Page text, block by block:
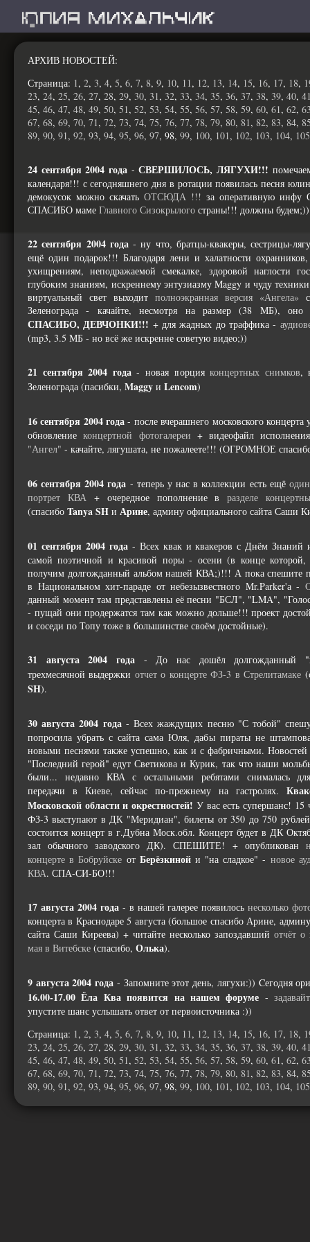
АРХИВ НОВОСТЕЙ:
Страница: 1, 2, 3, 4, 5, 6, 7, 8, 9, 10, 11, 12, 13, 14, 15, 16, 17, 18,
23, 24, 25, 26, 27, 28, 29, 30, 31, 32, 33, 34, 35, 36, 37, 38, 39, 40,
45, 46, 47, 48, 49, 50, 51, 52, 53, 54, 55, 56, 57, 58, 59, 60, 61, 62,
67, 68, 69, 70, 71, 72, 73, 74, 75, 76, 77, 78, 79, 80, 81, 82, 83, 84,
89, 90, 91, 92, 93, 94, 95, 96, 97, 98, 99, 100, 101, 102, 103, 104, 105
24 сентября 2004 года -СВЕРШИЛОСЬ, ЛЯГУХИ!!!
календаря!!! с сегодняшнего дня в ротации появилась песня
демокусок можно скачать ОТСЮДА !!! за оперативную
СПАСИБО маме Главного Сизокрылого страны!!! должны будем;))
22 сентября 2004 года- ну что, братцы-квакеры, сестрицы-
ещё один подарок!!! Благодаря лени и халатности
ухищрениям, неподражаемой смекалке, здоровой наглости
глубоким знаниям, искреннему энтузиазму Maggy и чуду
виртуальный свет выходит полноэкранная версия «Ангела»
Зеленограда - качайте, несмотря на размер (38 МБ), оно
СПАСИБО, ДЕВЧОНКИ!!! + для жадных до траффика -
(mp3, 3.5 МБ - но всё же искренне советую видео;))
21 сентября 2004 года- новая порцияконцертных снимков,
Зеленограда (пасибки, Maggy и Lencom)
16 сентября 2004 года - после вчерашнего московского
обновлениеконцертной фотогалереи + видеофайл
"Ангел" - качайте, лягушата, не пожалеете!!! (ОГРОМНОЕ
06 сентября 2004 года - теперь у нас в коллекции есть ещё
портрет КВА+ очередное пополнение вразделе
(спасибо Tanya SH и Арине, админу официального сайта Саши
01 сентября 2004 года- Всех квак и квакеров с Днём Знаний
самой поэтичной и красивой поры - осени (в конце
получим долгожданный альбом нашей КВА;)!!! А пока спешите
в Национальном хит-параде от небезызвестного Mr.Parker'а -
данный момент там представлены её песни "БСЛ", "LMA",
- пущай они продержатся там как можно дольше!!! проект
и соседи по Топу тоже в большинстве своём достойные).
31 августа 2004 года - До нас дошёл долгожданный
трехмесячной выдержки отчет о концерте ФЗ-3 в Стрелитамаке
SH).
30 августа 2004 года- Всех жаждущих песню "С тобой" спешу
попросила убрать с сайта сама Юля, дабы пираты не
новыми песнями также успешно, как и с фабричными. Новостей
"Последний герой" едут Светикова и Курик, так что наши
были... недавно КВА с остальными ребятами снималась
передачи в Киеве, сейчас по-прежнему на гастролях.
Московской области и окрестностей! У вас есть супершанс! 15
ФЗ-3 выступают в ДК "Меридиан", билеты от 350 до 750
состоится концерт в г.Дубна Моск.обл. Концерт будет в ДК
зал обычного заводского ДК). СПЕШИТЕ! + опубликован
концерте в Бобруйске от Берёзкинойи "на сладкое" - новое
КВА. СПА-СИ-БО!!!
17 августа 2004 года- в нашей галерее появилосьнесколько
концерта в Краснодаре 5 августа (большое спасибо Арине,
сайта Саши Киреева) + читайте несколько запоздавший отчёт о
мая в Витебске (спасибо, Олька).
9 августа 2004 года - Запомните этот день, лягухи:)) Cегодня
16.00-17.00 Ёла Ква появится на нашем форуме -
упустите шанс услышать ответ от первоисточника :))
Страница: 1, 2, 3, 4, 5, 6, 7, 8, 9, 10, 11, 12, 13, 14, 15, 16, 17, 18,
23, 24, 25, 26, 27, 28, 29, 30, 31, 32, 33, 34, 35, 36, 37, 38, 39, 40,
45, 46, 47, 48, 49, 50, 51, 52, 53, 54, 55, 56, 57, 58, 59, 60, 61, 62,
67, 68, 69, 70, 71, 72, 73, 74, 75, 76, 77, 78, 79, 80, 81, 82, 83, 84,
89, 90, 91, 92, 93, 94, 95, 96, 97, 98, 99, 100, 101, 102, 103, 104, 105